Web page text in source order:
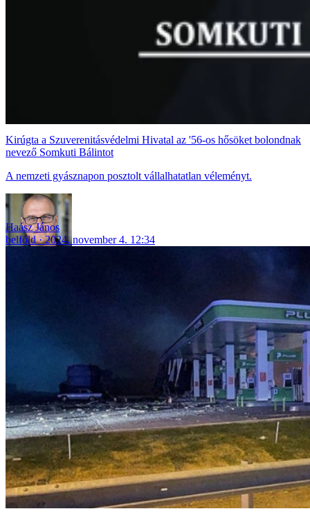
Kirúgta a Szuverenitásvédelmi Hivatal az '56-os hősöket bolondnak
nevező Somkuti Bálintot
A nemzeti gyásznapon posztolt vállalhatatlan véleményt.
Haász János
belföld
2024. november 4. 12:34